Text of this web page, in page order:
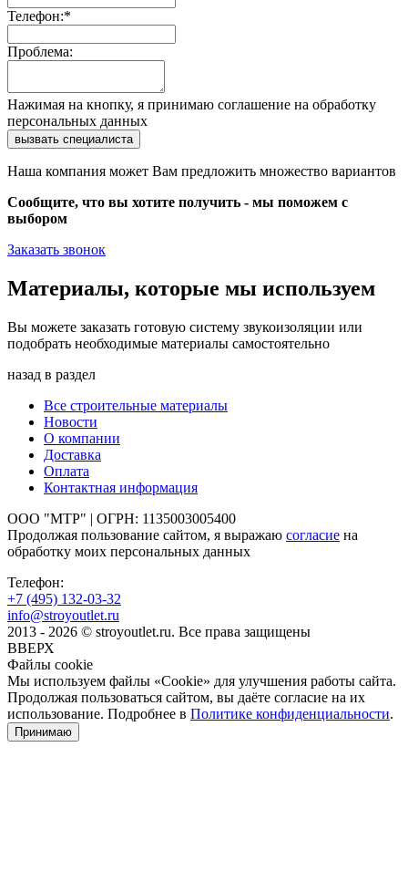
Телефон:*
Проблема:
Нажимая на кнопку, я принимаю соглашение на обработку
персональных данных
Наша компания может Вам предложить множество вариантов
Сообщите, что вы хотите получить - мы поможем с
выбором
Заказать звонок
Материалы, которые мы используем
Вы можете заказать готовую систему звукоизоляции или
подобрать необходимые материалы самостоятельно
назад в раздел
Все строительные материалы
Новости
О компании
Доставка
Оплата
Контактная информация
ООО "МТР" | ОГРН: 1135003005400
Продолжая пользование сайтом, я выражаю согласие на
обработку моих персональных данных
Телефон:
+7 (495) 132-03-32
info@stroyoutlet.ru
2013 - 2026 © stroyoutlet.ru. Все права защищены
ВВЕРХ
Файлы cookie
Мы используем файлы «Cookie» для улучшения работы сайта.
Продолжая пользоваться сайтом, вы даёте согласие на их
использование. Подробнее в Политике конфиденциальности.
Принимаю